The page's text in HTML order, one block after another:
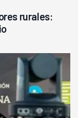
rurales: